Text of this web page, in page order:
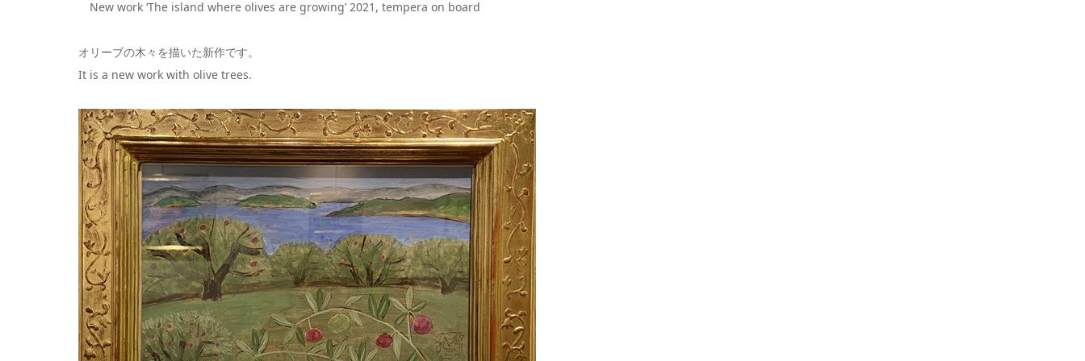
New work ‘The island where olives are growing’ 2021, tempera on board
オリーブの木々を描いた新作です。
It is a new work with olive trees.